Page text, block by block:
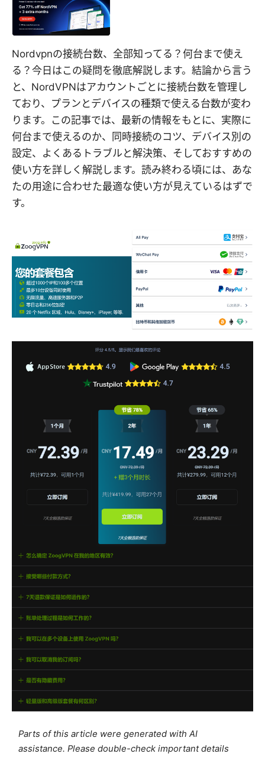
Nordvpnの接続台数、全部知ってる？何台まで使え
る？今日はこの疑問を徹底解説します。結論から言う
と、NordVPNはアカウントごとに接続台数を管理し
ており、プランとデバイスの種類で使える台数が変わ
ります。この記事では、最新の情報をもとに、実際に
何台まで使えるのか、同時接続のコツ、デバイス別の
設定、よくあるトラブルと解決策、そしておすすめの
使い方を詳しく解説します。読み終わる頃には、あな
たの用途に合わせた最適な使い方が見えているはずで
す。
Parts of this article were generated with AI
assistance. Please double-check important details